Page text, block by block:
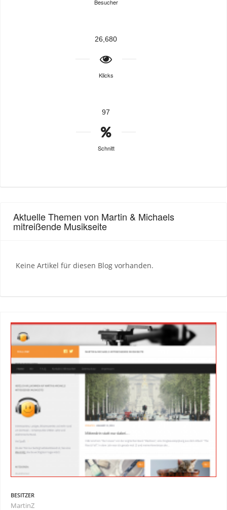
Besucher
26,680
Klicks
97
Schnitt
Aktuelle Themen von Martin & Michaels
mitreißende Musikseite
Keine Artikel für diesen Blog vorhanden.
BESITZER
MartinZ